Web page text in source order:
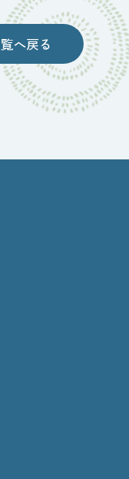
へ戻る